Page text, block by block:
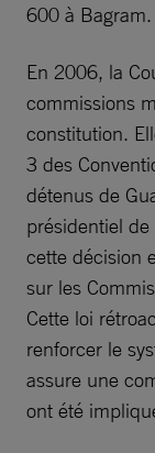
600 à Bagram.
En 2006, la
commissions
constitution.
3 des
détenus de
présidentiel
cette décision
sur les
Cette loi
renforcer le
assure une
ont été